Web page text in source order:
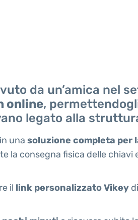
da un’amica nel
online,
legato alla
una soluzione completa per
la consegna fisica delle chiavi
il link personalizzato Vikey